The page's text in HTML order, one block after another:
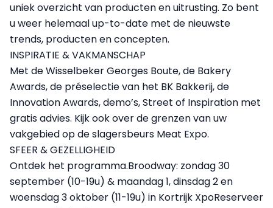
uniek overzicht van producten en uitrusting. Zo bent
u weer helemaal up-to-date met de nieuwste
trends, producten en concepten.
INSPIRATIE & VAKMANSCHAP
Met de Wisselbeker Georges Boute, de Bakery
Awards, de préselectie van het BK Bakkerij, de
Innovation Awards, demo’s, Street of Inspiration met
gratis advies. Kijk ook over de grenzen van uw
vakgebied op de slagersbeurs Meat Expo.
SFEER & GEZELLIGHEID
Ontdek het programma.Broodway: zondag 30
september (10-19u) & maandag 1, dinsdag 2 en
woensdag 3 oktober (11-19u) in Kortrijk XpoReserveer